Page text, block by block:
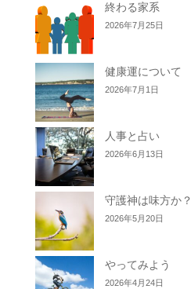
終わる家系
2026年7月25日
健康運について
2026年7月1日
人事と占い
2026年6月13日
守護神は味方か？
2026年5月20日
やってみよう
2026年4月24日